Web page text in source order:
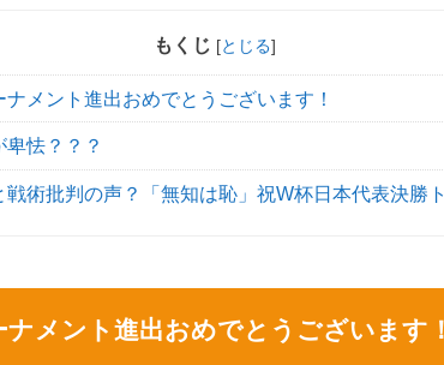
もくじ [とじる]
ナメント進出おめでとうございます！
卑怯？？？
術批判の声？「無知は恥」祝W杯日本代表決勝
ナメント進出おめでとうございます！